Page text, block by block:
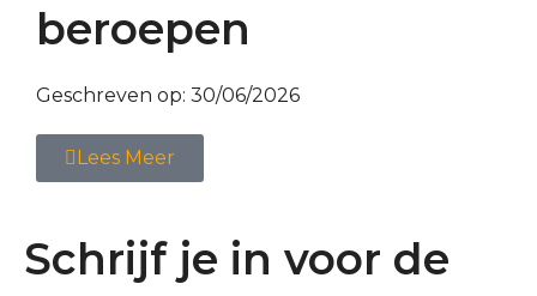
beroepen
Geschreven op: 30/06/2026
Lees Meer
Schrijf je in voor de